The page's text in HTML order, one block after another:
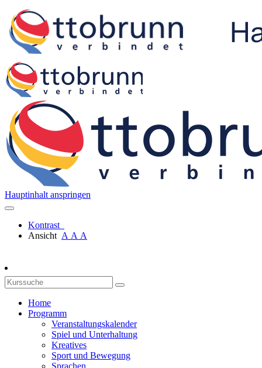
Hauptinhalt anspringen
Kontrast
Ansicht A A A
Home
Programm
Veranstaltungskalender
Spiel und Unterhaltung
Kreatives
Sport und Bewegung
Sprachen